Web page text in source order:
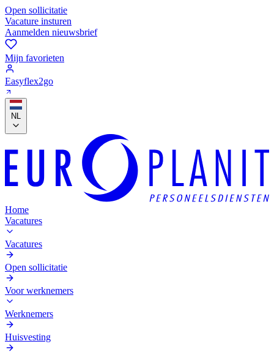
Open sollicitatie
Vacature insturen
Aanmelden nieuwsbrief
Mijn favorieten
Easyflex2go
NL
Home
Vacatures
Vacatures
Open sollicitatie
Voor werknemers
Werknemers
Huisvesting